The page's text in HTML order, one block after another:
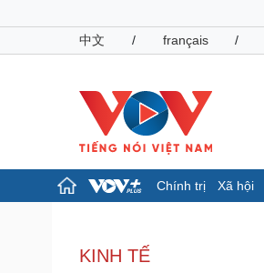
中文
/ français /
Chính trị Xã hội
Đảng
Tổ chức nhân sự
KINH TẾ